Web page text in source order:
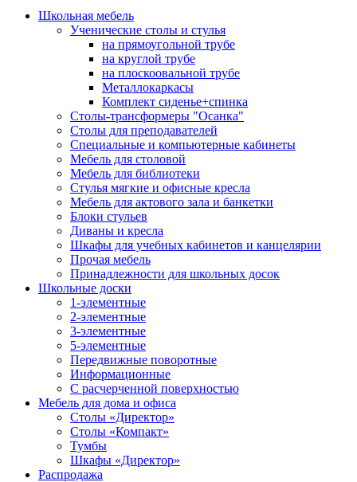
Школьная мебель
Ученические столы и стулья
на прямоугольной трубе
на круглой трубе
на плоскоовальной трубе
Металлокаркасы
Комплект сиденье+спинка
Столы-трансформеры "Осанка"
Столы для преподавателей
Специальные и компьютерные кабинеты
Мебель для столовой
Мебель для библиотеки
Стулья мягкие и офисные кресла
Мебель для актового зала и банкетки
Блоки стульев
Диваны и кресла
Шкафы для учебных кабинетов и канцелярии
Прочая мебель
Принадлежности для школьных досок
Школьные доски
1-элементные
2-элементные
3-элементные
5-элементные
Передвижные поворотные
Информационные
С расчерченной поверхностью
Мебель для дома и офиса
Столы «Директор»
Столы «Компакт»
Тумбы
Шкафы «Директор»
Распродажа